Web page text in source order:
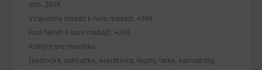
min. 280€
Vzájomná masáž k nuru masáži: +30€
Foot fetish k nuru masáži: +20€
Kostým pre masérku
(sestrička, policajtka, sekretárka, legíny, latex, samodržky,